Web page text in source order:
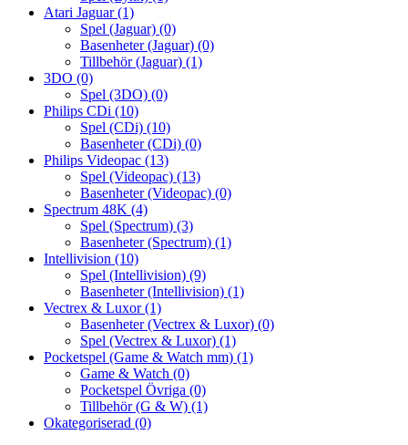
Atari Jaguar(1)
Spel (Jaguar) (0)
Basenheter (Jaguar) (0)
Tillbehör (Jaguar) (1)
3DO (0)
Spel (3DO) (0)
Philips CDi (10)
Spel (CDi) (10)
Basenheter (CDi) (0)
Philips Videopac (13)
Spel (Videopac) (13)
Basenheter (Videopac) (0)
Spectrum 48K (4)
Spel (Spectrum) (3)
Basenheter (Spectrum) (1)
Intellivision (10)
Spel (Intellivision) (9)
Basenheter (Intellivision) (1)
Vectrex & Luxor(1)
Basenheter (Vectrex & Luxor) (0)
Spel (Vectrex & Luxor) (1)
Pocketspel (Game & Watch mm) (1)
Game & Watch (0)
Pocketspel Övriga (0)
Tillbehör (G & W) (1)
Okategoriserad (0)